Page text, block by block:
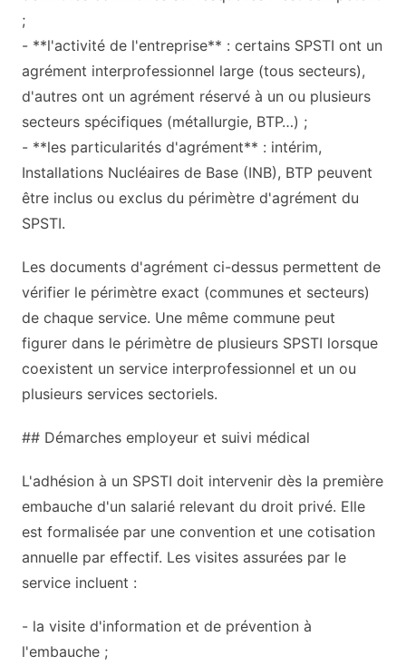
;
- **l'activité de l'entreprise** : certains SPSTI ont un
agrément interprofessionnel large (tous secteurs),
d'autres ont un agrément réservé à un ou plusieurs
secteurs spécifiques (métallurgie, BTP…) ;
- **les particularités d'agrément** : intérim,
Installations Nucléaires de Base (INB), BTP peuvent
être inclus ou exclus du périmètre d'agrément du
SPSTI.
Les documents d'agrément ci-dessus permettent de
vérifier le périmètre exact (communes et secteurs)
de chaque service. Une même commune peut
figurer dans le périmètre de plusieurs SPSTI lorsque
coexistent un service interprofessionnel et un ou
plusieurs services sectoriels.
## Démarches employeur et suivi médical
L'adhésion à un SPSTI doit intervenir dès la première
embauche d'un salarié relevant du droit privé. Elle
est formalisée par une convention et une cotisation
annuelle par effectif. Les visites assurées par le
service incluent :
- la visite d'information et de prévention à
l'embauche ;